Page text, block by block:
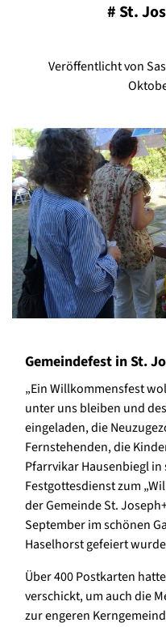
# St.
Veröffentlicht von
Gemeindefest in St.
„Ein Willkommensfest
unter uns bleiben und
eingeladen, die
Fernstehenden, die
Pfarrvikar Hausenbiegl
Festgottesdienst zum
der Gemeinde St.
September im schönen
Haselhorst gefeiert
Über 400 Postkarten
verschickt, um auch die
zur engeren